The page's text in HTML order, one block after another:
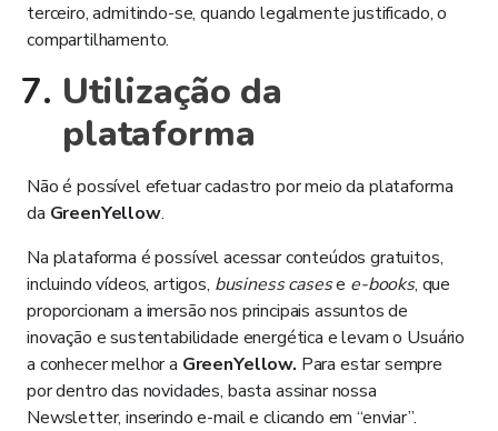
terceiro, admitindo-se, quando legalmente justificado, o
compartilhamento.
Utilização da
plataforma
Não é possível efetuar cadastro por meio da plataforma
da GreenYellow.
Na plataforma é possível acessar conteúdos gratuitos,
incluindo vídeos, artigos, business casese e-books, que
proporcionam a imersão nos principais assuntos de
inovação e sustentabilidade energética e levam o Usuário
a conhecer melhor a GreenYellow. Para estar sempre
por dentro das novidades, basta assinar nossa
Newsletter, inserindo e-mail e clicando em “enviar”.